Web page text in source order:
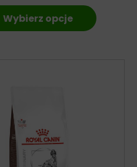
Wybierz opcje